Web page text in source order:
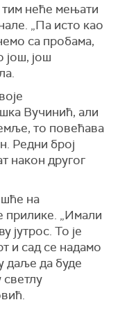
неће мењати
„Па исто као
са пробама,
још, још
Вучинић, али
то повећава
Редни број
након другог
на
прилике. „Имали
јутрос. То је
и сад се надамо
даље да буде